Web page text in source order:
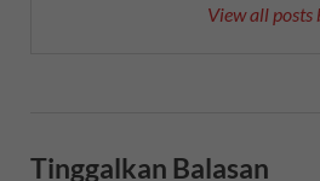
View all
Tinggalkan Balasan